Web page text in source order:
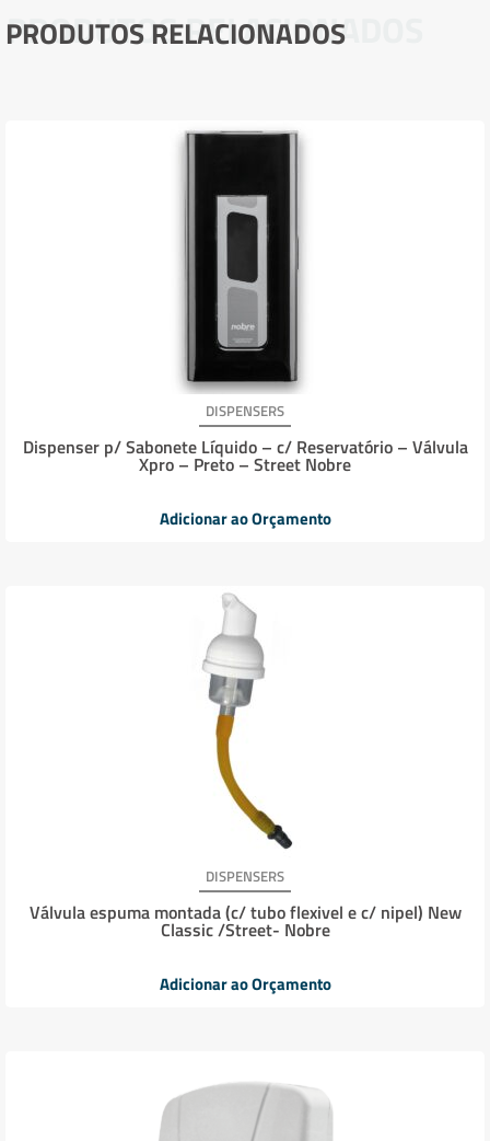
PRODUTOS RELACIONADOS
PRODUTOS RELACIONADOS
DISPENSERS
Dispenser p/ Sabonete Líquido – c/ Reservatório – Válvula
Xpro – Preto – Street Nobre
Adicionar ao Orçamento
DISPENSERS
Válvula espuma montada (c/ tubo flexivel e c/ nipel) New
Classic /Street- Nobre
Adicionar ao Orçamento